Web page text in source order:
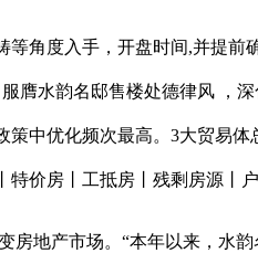
度入手，开盘时间,并提前确
膺水韵名邸售楼处德律风 ，
策中优化频次最高。3大贸易
特价房丨工抵房丨残剩房源丨
地产市场。“本年以来，水韵